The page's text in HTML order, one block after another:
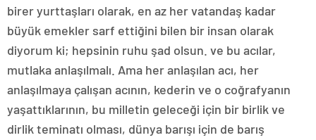
birer yurttaşları olarak, en az her vatandaş kadar
büyük emekler sarf ettiğini bilen bir insan olarak
diyorum ki; hepsinin ruhu şad olsun. ve bu acılar,
mutlaka anlaşılmalı. Ama her anlaşılan acı, her
anlaşılmaya çalışan acının, kederin ve o coğrafyanın
yaşattıklarının, bu milletin geleceği için bir birlik ve
dirlik teminatı olması, dünya barışı için de barış